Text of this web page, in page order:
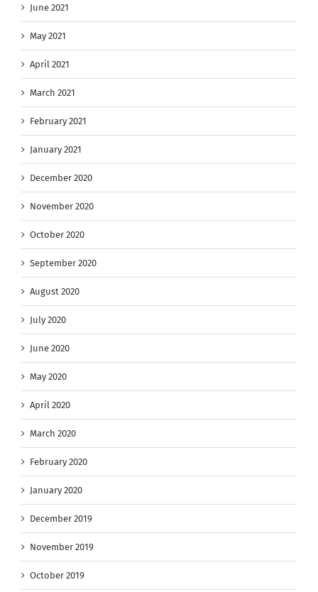
June 2021
May 2021
April 2021
March 2021
February 2021
January 2021
December 2020
November 2020
October 2020
September 2020
August 2020
July 2020
June 2020
May 2020
April 2020
March 2020
February 2020
January 2020
December 2019
November 2019
October 2019